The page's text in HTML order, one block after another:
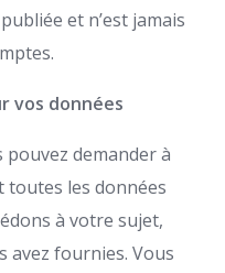
et n’est jamais
vos données
pouvez demander à
toutes les données
à votre sujet,
avez fournies. Vous